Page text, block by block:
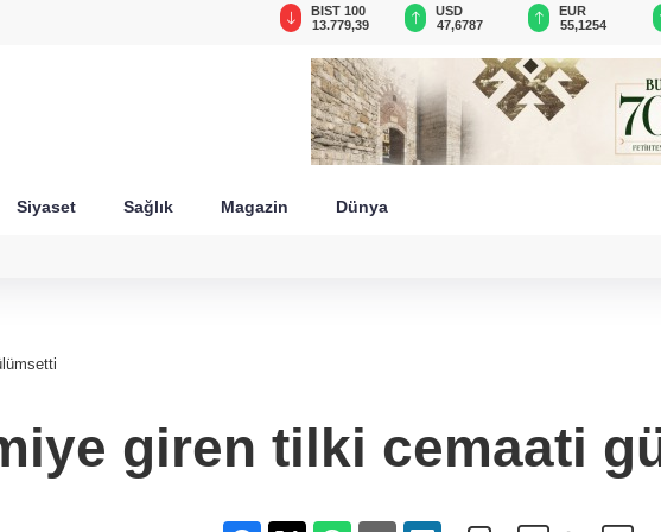
BIST 100
13.779,39
USD
47,6787
EUR
55,1254
Siyaset Sağlık Magazin Dünya
giren tilki cemaati